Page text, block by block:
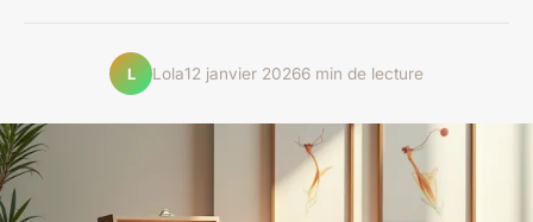
L Lola12 janvier 20266 min de lecture